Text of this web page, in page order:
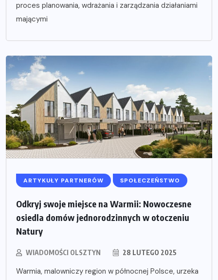
proces planowania, wdrażania i zarządzania działaniami
mającymi
ARTYKUŁY PARTNERÓW SPOŁECZEŃSTWO
Odkryj swoje miejsce na Warmii: Nowoczesne
osiedla domów jednorodzinnych w otoczeniu
Natury
WIADOMOŚCI OLSZTYN 28 LUTEGO 2025
Warmia, malowniczy region w północnej Polsce, urzeka